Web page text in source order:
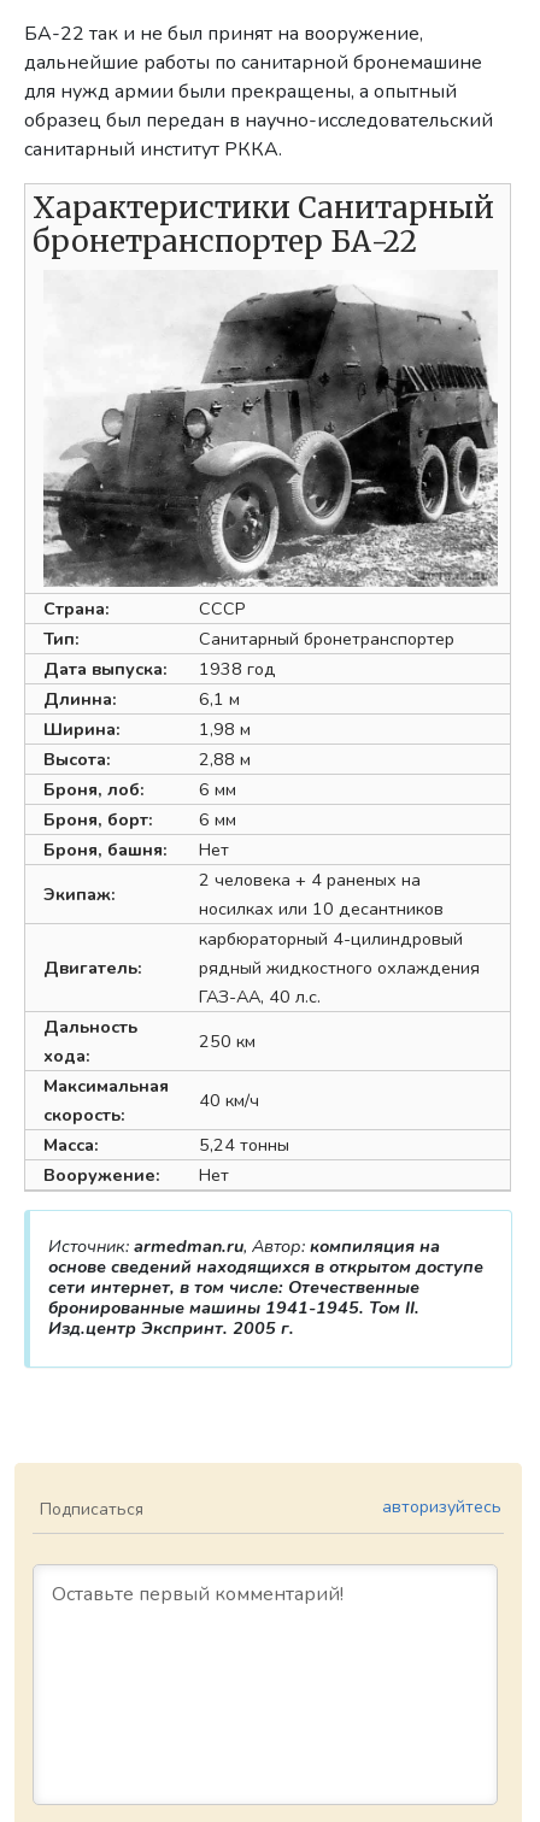
БА-22 так и не был принят на вооружение,
дальнейшие работы по санитарной бронемашине
для нужд армии были прекращены, а опытный
образец был передан в научно-исследовательский
санитарный институт РККА.
Характеристики Санитарный
бронетранспортер БА-22
Страна:
СССР
Тип:
Санитарный бронетранспортер
Дата выпуска:
1938 год
Длинна:
6,1 м
Ширина:
1,98 м
Высота:
2,88 м
Броня, лоб:
6 мм
Броня, борт:
6 мм
Броня, башня:
Нет
Экипаж:
2 человека + 4 раненых на
носилках или 10 десантников
Двигатель:
карбюраторный 4-цилиндровый
рядный жидкостного охлаждения
ГАЗ-АА, 40 л.с.
Дальность
хода:
250 км
Максимальная
скорость:
40 км/ч
Масса:
5,24 тонны
Вооружение:
Нет
Источник: armedman.ru, Автор: компиляция на
основе сведений находящихся в открытом доступе
сети интернет, в том числе: Отечественные
бронированные машины 1941-1945. Том II.
Изд.центр Экспринт. 2005 г.
Подписаться авторизуйтесь